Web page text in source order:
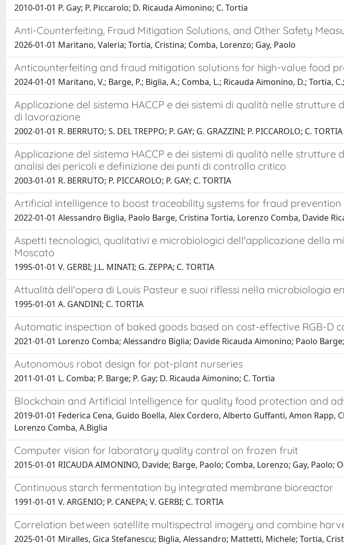
2010-01-01 P. Gay; P. Piccarolo; D. Ricauda Aimonino; C. Tortia
Anti-Counterfeiting, Fraud Mitigation Solutions, and Other Safety
2026-01-01 Maritano, Valeria; Tortia, Cristina; Comba, Lorenzo; Gay, Paolo
Anticounterfeiting and fraud mitigation solutions for high-value food
2024-01-01 Maritano, V.; Barge, P.; Biglia, A.; Comba, L.; Ricauda Aimonino, D.; Tortia, C.;
Applicazione del sistema HACCP e dei sistemi di qualità nelle
di lavorazione
2002-01-01 R. BERRUTO; S. DEL TREPPO; P. GAY; G. GRAZZINI; P. PICCAROLO; C. TORTIA
Applicazione del sistema HACCP e dei sistemi di qualità nelle
analisi dei pericoli e definizione dei punti di controllo critico
2003-01-01 R. BERRUTO; P. PICCAROLO; P. GAY; C. TORTIA
Artificial intelligence to boost traceability systems for fraud
2022-01-01 Alessandro Biglia, Paolo Barge, Cristina Tortia, Lorenzo Comba, Davide
Aspetti tecnologici, qualitativi e microbiologici dell'applicazione della
Moscato
1995-01-01 V. GERBI; J.L. MINATI; G. ZEPPA; C. TORTIA
Attualità dell'opera di Louis Pasteur e suoi riflessi nella microbiologia
1995-01-01 A. GANDINI; C. TORTIA
Automatic inspection of baked goods based on cost-effective RGB-D
2021-01-01 Lorenzo Comba; Alessandro Biglia; Davide Ricauda Aimonino; Paolo
Autonomous robot design for pot-plant nurseries
2011-01-01 L. Comba; P. Barge; P. Gay; D. Ricauda Aimonino; C. Tortia
Blockchain and Artificial Intelligence for quality food protection and
2019-01-01 Federica Cena, Guido Boella, Alex Cordero, Alberto Guffanti, Amon
Lorenzo Comba, A.Biglia
Computer vision for laboratory quality control on frozen fruit
2015-01-01 RICAUDA AIMONINO, Davide; Barge, Paolo; Comba, Lorenzo; Gay, Paolo;
Continuous starch fermentation by integrated membrane bioreactor
1991-01-01 V. ARGENIO; P. CANEPA; V. GERBI; C. TORTIA
Correlation between satellite multispectral imagery and combine
2025-01-01 Miralles, Gica Stefanescu; Biglia, Alessandro; Mattetti, Michele; Tortia,